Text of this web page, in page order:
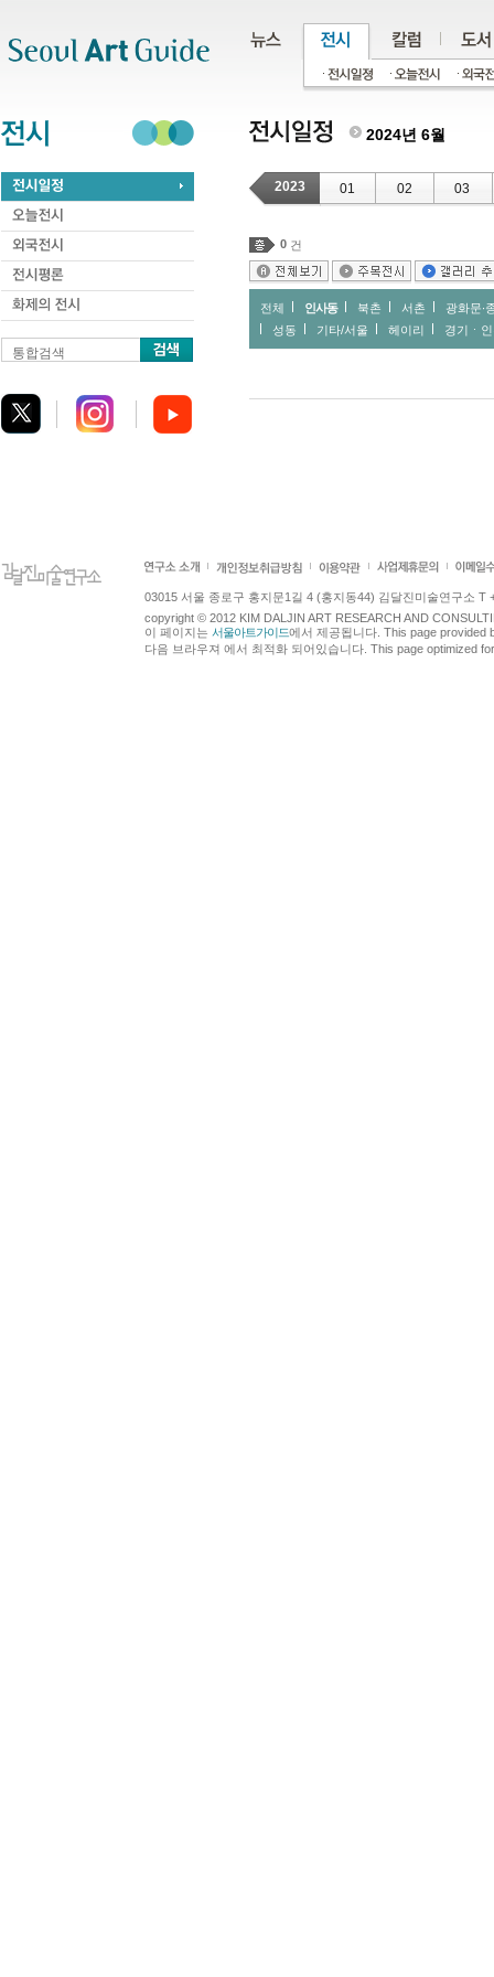
통합검색
2024년 6월
2023 01 02 03
0 건
전체 인사동 북촌 서촌
광화문∙
성동
기타/서울 헤이리 경기ㆍ
03015 서울 종로구 홍지문1길 4 (홍지동44) 김달진미술연구소 T
copyright © 2012 KIM DALJIN ART RESEARCH AND
이 페이지는 서울아트가이드에서 제공됩니다. This page provided
다음 브라우져 에서 최적화 되어있습니다. This page optimized